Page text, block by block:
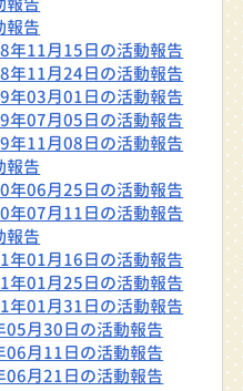
報告
年11月15日の活動報告
年11月24日の活動報告
年03月01日の活動報告
年07月05日の活動報告
年11月08日の活動報告
報告
年06月25日の活動報告
年07月11日の活動報告
報告
年01月16日の活動報告
年01月25日の活動報告
年01月31日の活動報告
月30日の活動報告
月11日の活動報告
月21日の活動報告